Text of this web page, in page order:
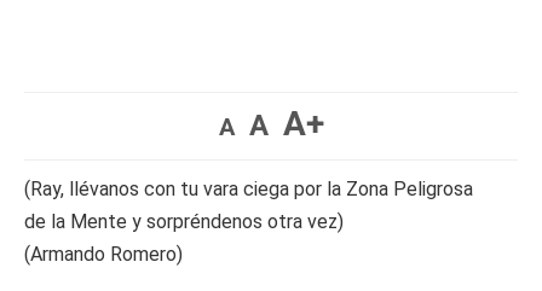
A A A+
(Ray, llévanos con tu vara ciega por la Zona Peligrosa
de la Mente y sorpréndenos otra vez)
(Armando Romero)